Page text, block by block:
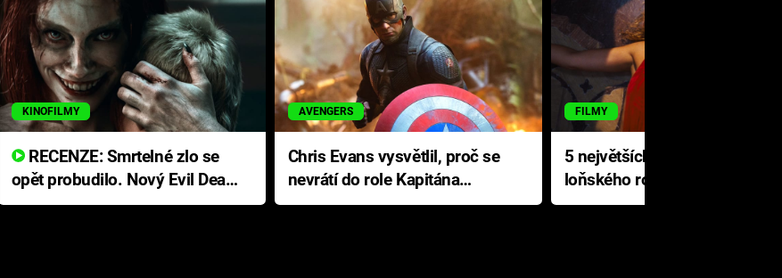
KINOFILMY
RECENZE: Smrtelné zlo se
opět probudilo. Nový Evil Dead
přichází s neodolatelnou
AVENGERS
Chris Evans vysvětlil, proč se
nevrátí do role Kapitána
Ameriky
FILMY
5 největších propadáků
loňského roku: Disney na
jediné katastrofě prodělal 200